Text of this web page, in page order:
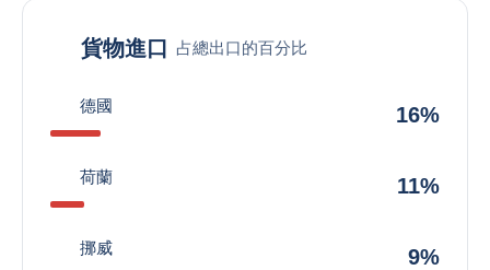
貨物進口 占總出口的百分比
德國 16%
荷蘭 11%
挪威 9%